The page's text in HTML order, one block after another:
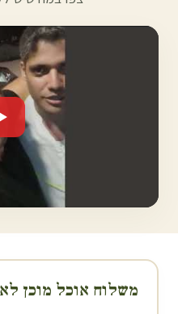
משלוח אוכל מוכן ל